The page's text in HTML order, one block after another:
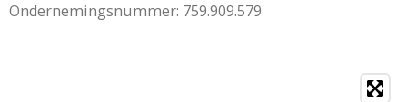
Ondernemingsnummer: 759.909.579